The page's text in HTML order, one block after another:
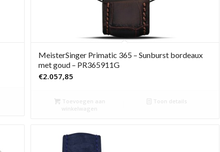
MeisterSinger Primatic 365 – Sunburst bordeaux
met goud – PR365911G
€2.057,85
Toevoegen aan
winkelwagen
Toon details